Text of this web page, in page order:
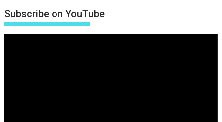
Subscribe on YouTube